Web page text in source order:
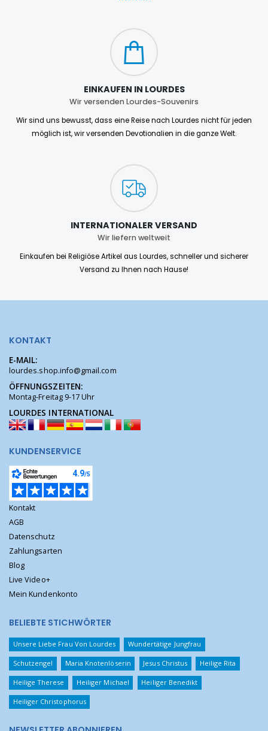
EINKAUFEN IN LOURDES
Wir versenden Lourdes-Souvenirs
Wir sind uns bewusst, dass eine Reise nach Lourdes nicht für jeden
möglich ist, wir versenden Devotionalien in die ganze Welt.
INTERNATIONALER VERSAND
Wir liefern weltweit
Einkaufen bei Religiöse Artikel aus Lourdes, schneller und sicherer
Versand zu Ihnen nach Hause!
KONTAKT
E-MAIL:
lourdes.shop.info@gmail.com
ÖFFNUNGSZEITEN:
Montag-Freitag 9-17 Uhr
LOURDES INTERNATIONAL
KUNDENSERVICE
Kontakt
AGB
Datenschutz
Zahlungsarten
Blog
Live Video+
Mein Kundenkonto
BELIEBTE STICHWÖRTER
Unsere Liebe Frau Von Lourdes Wundertätige Jungfrau
Schutzengel Maria Knotenlöserin Jesus Christus Heilige Rita
Heilige Therese Heiliger Michael Heiliger Benedikt
Heiliger Christophorus